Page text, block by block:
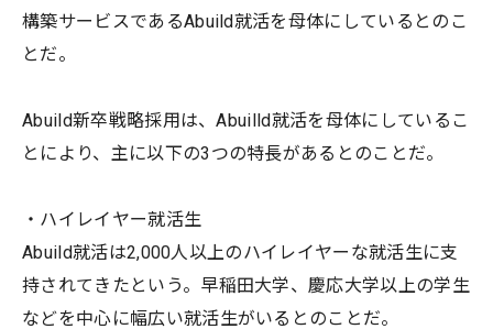
構築サービスであるAbuild就活を母体にしているとのこ
とだ。
Abuild新卒戦略採用は、Abuilld就活を母体にしているこ
とにより、主に以下の3つの特長があるとのことだ。
・ハイレイヤー就活生
Abuild就活は2,000人以上のハイレイヤーな就活生に支
持されてきたという。早稲田大学、慶応大学以上の学生
などを中心に幅広い就活生がいるとのことだ。